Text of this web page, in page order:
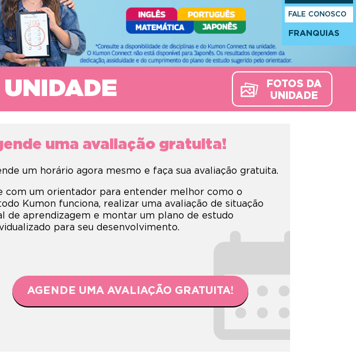
FOTOS DA
UNIDADE
uma avaliação gratuita!
um horário agora mesmo e faça sua avaliação gratuita.
com um orientador para entender melhor como o
Kumon funciona, realizar uma avaliação de situação
de aprendizagem e montar um plano de estudo
para seu desenvolvimento.
AGENDE UMA AVALIAÇÃO GRATUITA!
FALE CONOSCO
FRANQUIAS